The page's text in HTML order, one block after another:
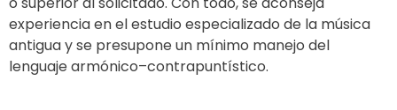
experiencia en el estudio especializado de la música
antigua y se presupone un mínimo manejo del
lenguaje armónico–contrapuntístico.